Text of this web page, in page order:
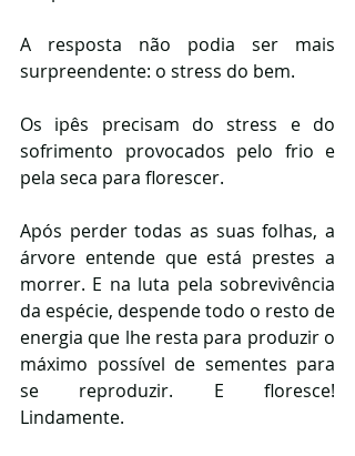
A resposta não podia ser mais
surpreendente: o stress do bem.
Os ipês precisam do stress e do
sofrimento provocados pelo frio e
pela seca para florescer.
Após perder todas as suas folhas, a
árvore entende que está prestes a
morrer. E na luta pela sobrevivência
da espécie, despende todo o resto de
energia que lhe resta para produzir o
máximo possível de sementes para
se reproduzir. E floresce!
Lindamente.